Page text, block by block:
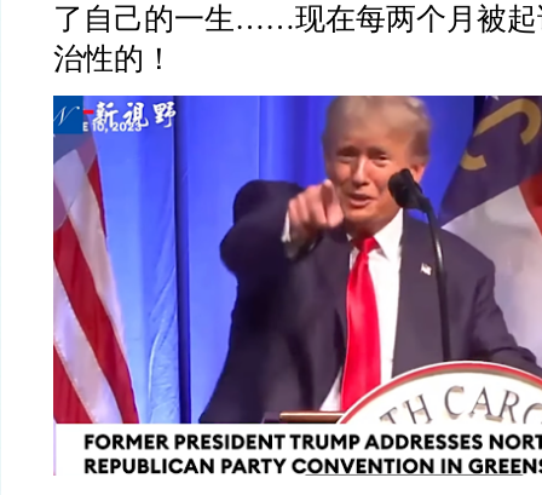
了自己的一生……现在每两个月被
治性的！